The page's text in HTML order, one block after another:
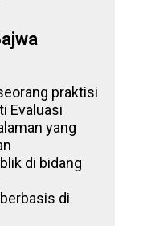
praktisi
Evaluasi
yang
di bidang
di